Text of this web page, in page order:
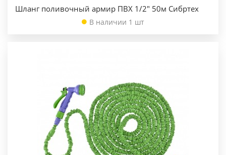
Шланг поливочный армир ПВХ 1/2" 50м Сибртех
В наличии 1 шт